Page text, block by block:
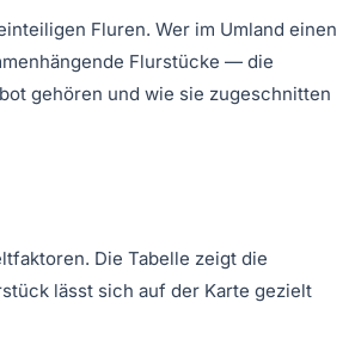
Fluren. Wer im Umland einen
Flurstücke — die
gehören und wie sie zugeschnitten
Die Tabelle zeigt die
lässt sich auf der Karte gezielt